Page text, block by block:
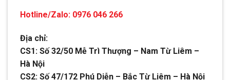
Hotline/Zalo: 0976 046 266
Địa chỉ:
CS1: Số 32/50 Mễ Trì Thượng – Nam Từ Liêm –
Hà Nội
CS2: Số 47/172 Phú Diễn – Bắc Từ Liêm – Hà Nội